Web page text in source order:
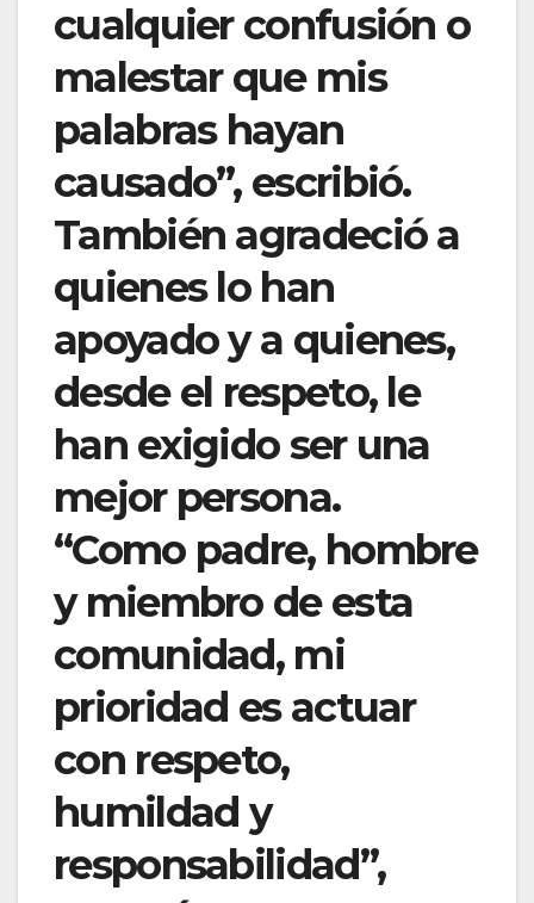
cualquier confusión o
malestar que mis
palabras hayan
causado”, escribió.
También agradeció a
quienes lo han
apoyado y a quienes,
desde el respeto, le
han exigido ser una
mejor persona.
“Como padre, hombre
y miembro de esta
comunidad, mi
prioridad es actuar
con respeto,
humildad y
responsabilidad”,